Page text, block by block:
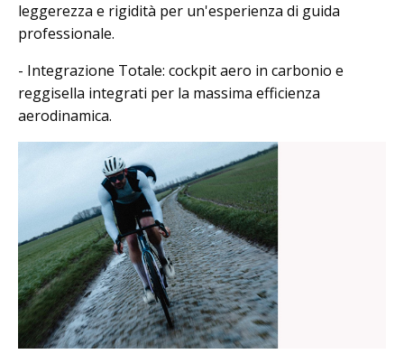
leggerezza e rigidità per un'esperienza di guida
professionale.
- Integrazione Totale: cockpit aero in carbonio e
reggisella integrati per la massima efficienza
aerodinamica.